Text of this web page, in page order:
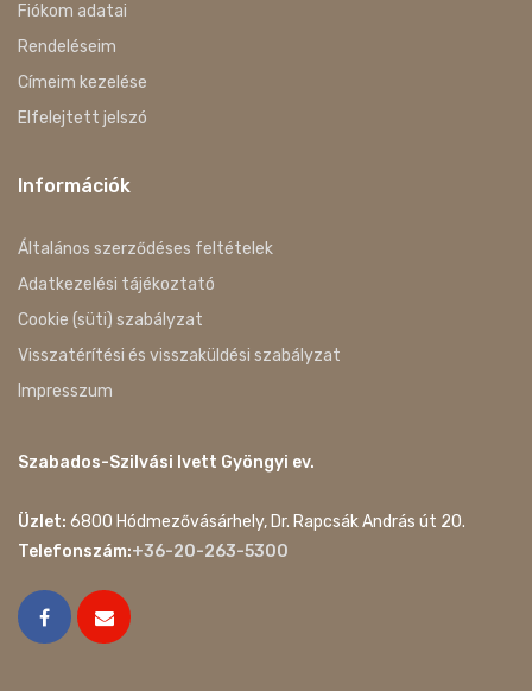
Fiókom adatai
Rendeléseim
Címeim kezelése
Elfelejtett jelszó
Információk
Általános szerződéses feltételek
Adatkezelési tájékoztató
Cookie (süti) szabályzat
Visszatérítési és visszaküldési szabályzat
Impresszum
Szabados-Szilvási Ivett Gyöngyi ev.
Üzlet: 6800 Hódmezővásárhely, Dr. Rapcsák András út 20.
Telefonszám:+36-20-263-5300